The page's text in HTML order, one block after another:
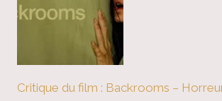
Critique du film : Backrooms –